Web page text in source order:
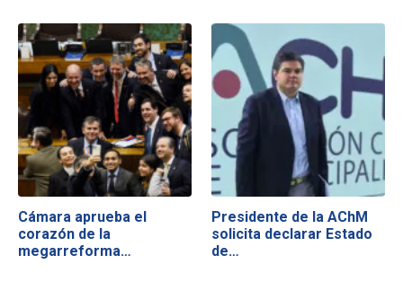
Cámara aprueba el
corazón de la
megarreforma…
Presidente de la AChM
solicita declarar Estado
de…